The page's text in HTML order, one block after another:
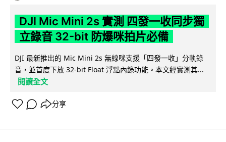
DJI Mic Mini 2s 實測 四發一收同步獨
立錄音 32-bit 防爆咪拍片必備
DJI 最新推出的 Mic Mini 2s 無線咪支援「四發一收」分軌錄
音，並首度下放 32-bit Float 浮點內錄功能。本文經實測其...
閱讀全文
分享